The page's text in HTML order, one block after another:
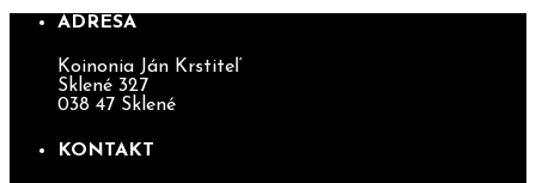
ADRESA
Koinonia Ján Krstiteľ
Sklené 327
038 47 Sklené
KONTAKT